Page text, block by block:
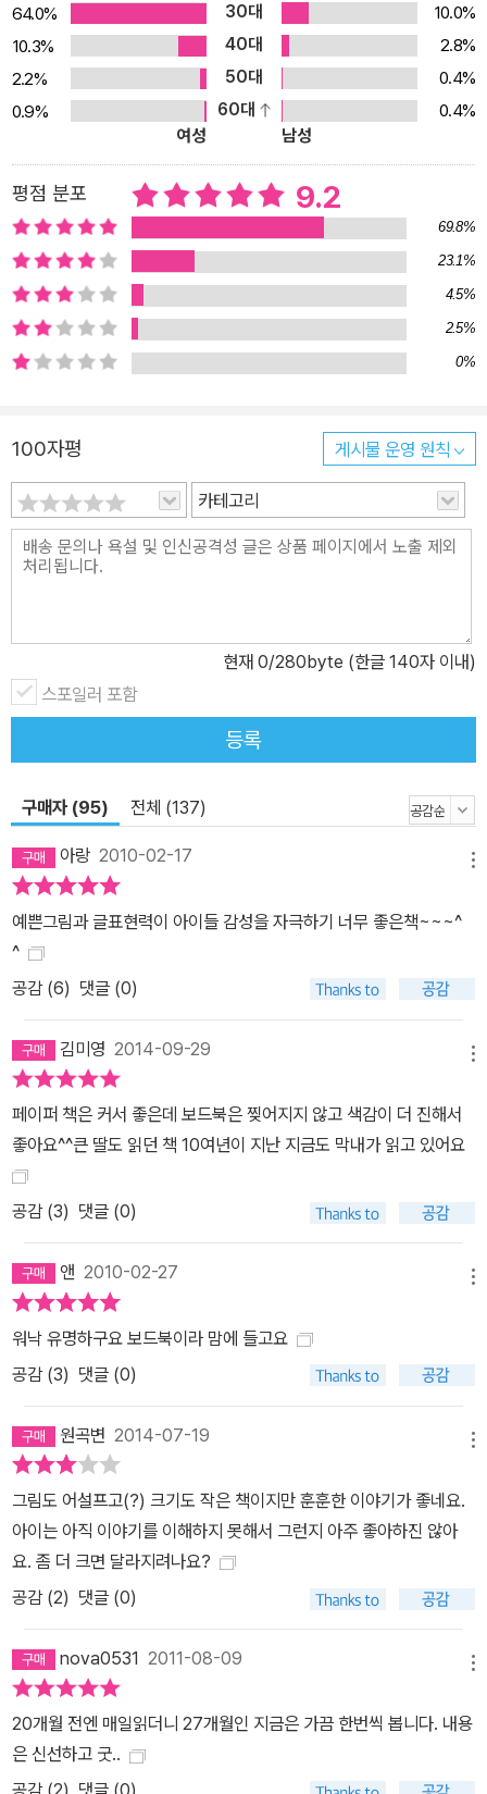
64.0%
30대
10.0%
10.3%
40대
2.8%
2.2%
50대
0.4%
0.9%
60대
0.4%
여성
남성
평점 분포 9.2
69.8%
23.1%
4.5%
2.5%
0%
100자평 게시물 운영 원칙
카테고리
현재 0/280byte (한글 140자 이내)
스포일러 포함
등록
구매자 (95) 전체 (137)
아랑 2010-02-17
예쁜그림과 글표현력이 아이들 감성을 자극하기 너무 좋은책~~~^
^
공감 (6) 댓글 (0)
김미영 2014-09-29
페이퍼 책은 커서 좋은데 보드북은 찢어지지 않고 색감이 더 진해서
좋아요^^큰 딸도 읽던 책 10여년이 지난 지금도 막내가 읽고 있어요
공감 (3) 댓글 (0)
앤 2010-02-27
워낙 유명하구요 보드북이라 맘에 들고요
공감 (3) 댓글 (0)
원곡변 2014-07-19
그림도 어설프고(?) 크기도 작은 책이지만 훈훈한 이야기가 좋네요.
아이는 아직 이야기를 이해하지 못해서 그런지 아주 좋아하진 않아
요. 좀 더 크면 달라지려나요?
공감 (2) 댓글 (0)
nova0531 2011-08-09
20개월 전엔 매일읽더니 27개월인 지금은 가끔 한번씩 봅니다. 내용
은 신선하고 굿..